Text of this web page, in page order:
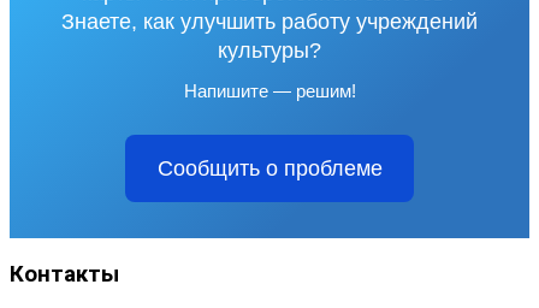
Знаете, как улучшить работу учреждений
культуры?
Напишите — решим!
Сообщить о проблеме
Контакты